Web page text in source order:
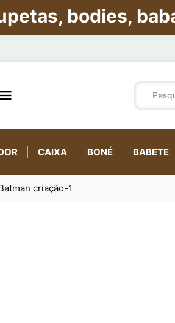
bodies,
CAIXA BONÉ BABETE
criação-1